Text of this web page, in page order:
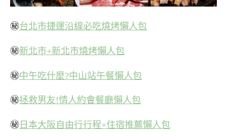
㊙台北市捷運沿線必吃燒烤懶人包
㊙新北市+新北市燒烤懶人包
㊙中午吃什麼?中山站午餐懶人包
㊙拯救男友!情人約會餐廳懶人包
㊙ 日本大阪自由行行程+住宿推薦懶人包